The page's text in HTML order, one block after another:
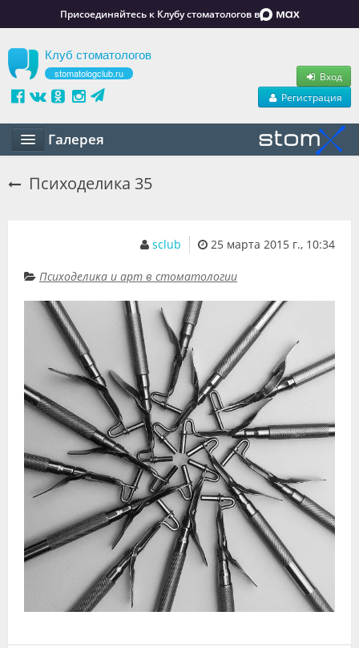
Присоединяйтесь к Клубу стоматологов в
Клуб стоматологов
stomatologclub.ru
Вход
Регистрация
Галерея
Вакансии
Резюме
Объявления
Видео
Форум
Клиники
Специалисты
Блоги
Лаборатории
Психоделика 35
25 марта 2015 г., 10:34
sclub
Психоделика и арт в стоматологии